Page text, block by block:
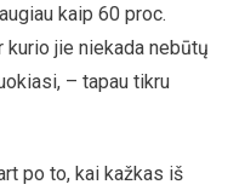
kaip 60 proc.
jie niekada nebūtų
– tapau tikru
po to, kai kažkas iš